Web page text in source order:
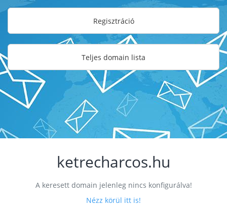
Regisztráció
Teljes domain lista
ketrecharcos.hu
A keresett domain jelenleg nincs konfigurálva!
Nézz körül itt is!